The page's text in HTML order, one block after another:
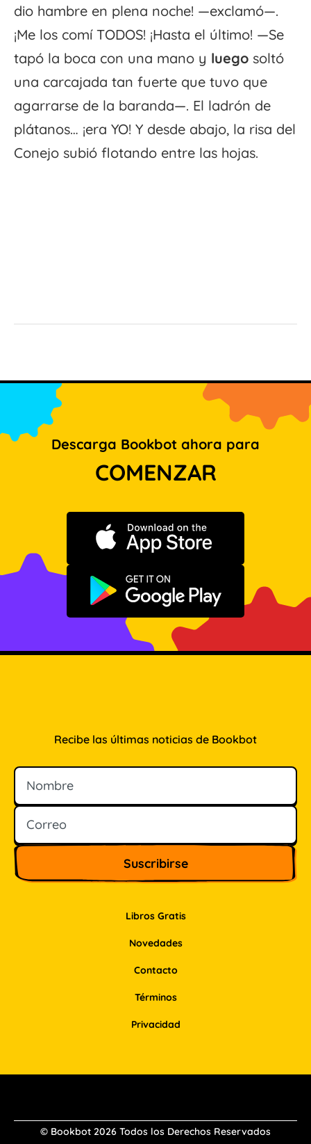
dio hambre en plena noche! —exclamó—.
¡Me los comí TODOS! ¡Hasta el último! —Se
tapó la boca con una mano y luego soltó
una carcajada tan fuerte que tuvo que
agarrarse de la baranda—. El ladrón de
plátanos… ¡era YO! Y desde abajo, la risa del
Conejo subió flotando entre las hojas.
Descarga Bookbot ahora para
COMENZAR
Descargar en App Store
Disponible en Google Play
Libros Gratis
Novedades
Contacto
Recibe las últimas noticias de Bookbot
Nombre
Correo
Términos
Privacidad
© Bookbot 2026 Todos los Derechos Reservados